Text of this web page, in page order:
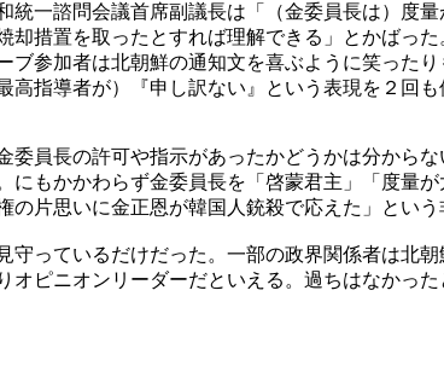
一諮問会議首席副議長は「（金委員長は）度
措置を取ったとすれば理解できる」とかばっ
参加者は北朝鮮の通知文を喜ぶように笑った
指導者が）『申し訳ない』という表現を２回
員長の許可や指示があったかどうかは分から
もかかわらず金委員長を「啓蒙君主」「度量
片思いに金正恩が韓国人銃殺で応えた」という
っているだけだった。一部の政界関係者は北
ピニオンリーダーだといえる。過ちはなかっ